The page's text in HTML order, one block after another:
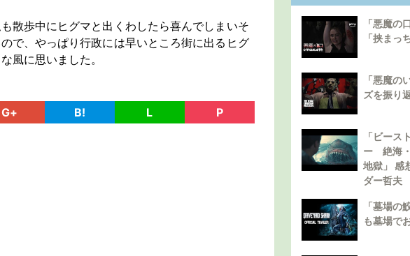
散歩中にヒグマと出くわしたら喜んでしまいそ
で、やっぱり行政には早いところ街に出るヒグ
風に思いました。
G+ B! L P
「悪魔
「挟まっ
「悪魔の
ズを振り
「ビース
ー 絶海
地獄」
ダー哲夫
「墓場
も墓場で